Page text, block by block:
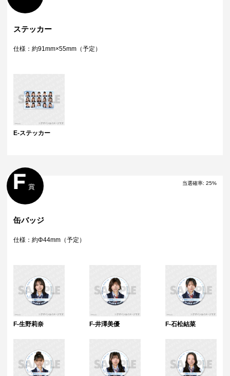
ステッカー
仕様：約91mm×55mm（予定）
E-ステッカー
当選確率: 25%
F 賞
缶バッジ
仕様：約Φ44mm（予定）
F-生野莉奈 F-井澤美優 F-石松結菜